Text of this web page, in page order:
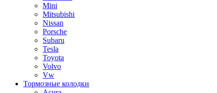
Mini
Mitsubishi
Nissan
Porsche
Subaru
Tesla
Toyota
Volvo
Vw
Тормозные колодки